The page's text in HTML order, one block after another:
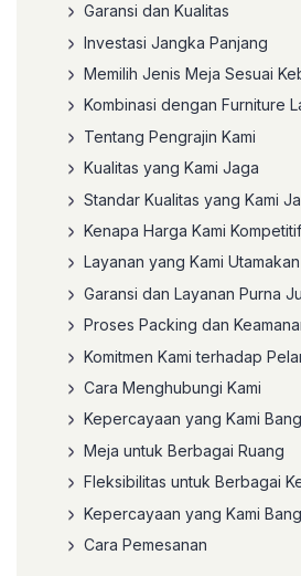
Garansi dan Kualitas
Investasi Jangka Panjang
Memilih Jenis Meja Sesuai
Kombinasi dengan Furniture
Tentang Pengrajin Kami
Kualitas yang Kami Jaga
Standar Kualitas yang Kami
Kenapa Harga Kami Kompetitif
Layanan yang Kami Utamakan
Garansi dan Layanan Purna
Proses Packing dan
Komitmen Kami terhadap
Cara Menghubungi Kami
Kepercayaan yang Kami
Meja untuk Berbagai Ruang
Fleksibilitas untuk Berbagai
Kepercayaan yang Kami
Cara Pemesanan